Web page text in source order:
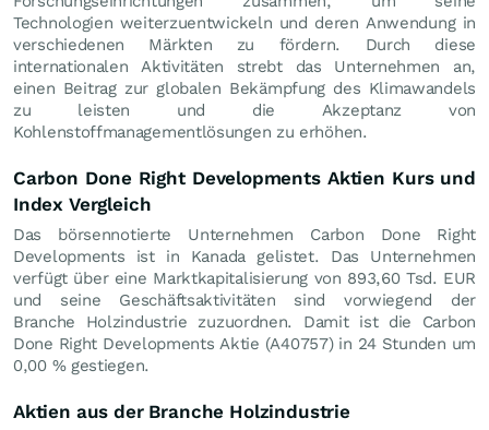
Technologien weiterzuentwickeln und deren Anwendung in
verschiedenen Märkten zu fördern. Durch diese
internationalen Aktivitäten strebt das Unternehmen an,
einen Beitrag zur globalen Bekämpfung des Klimawandels
zu leisten und die Akzeptanz von
Kohlenstoffmanagementlösungen zu erhöhen.
Carbon Done Right Developments Aktien Kurs und
Index Vergleich
Das börsennotierte Unternehmen Carbon Done Right
Developments ist in Kanada gelistet. Das Unternehmen
verfügt über eine Marktkapitalisierung von 893,60 Tsd. EUR
und seine Geschäftsaktivitäten sind vorwiegend der
Branche Holzindustrie zuzuordnen. Damit ist die Carbon
Done Right Developments Aktie (A40757) in 24 Stunden um
0,00 %gestiegen.
Aktien aus der Branche Holzindustrie